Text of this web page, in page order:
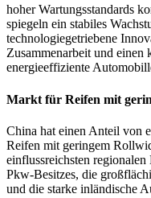
hoher Wartungsstandards
spiegeln ein stabiles
technologiegetriebene
Zusammenarbeit und
energieeffiziente
Markt für Reifen mit
China hat einen Anteil von
Reifen mit geringem
einflussreichsten
Pkw-Besitzes, die
und die starke inländische